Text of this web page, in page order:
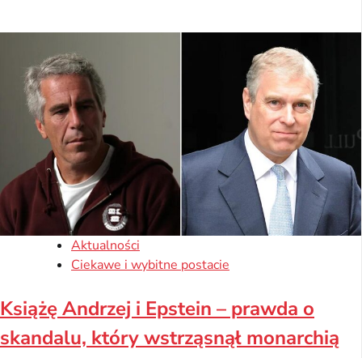
Aktualności
Ciekawe i wybitne postacie
Książę Andrzej i Epstein – prawda o
skandalu, który wstrząsnął monarchią